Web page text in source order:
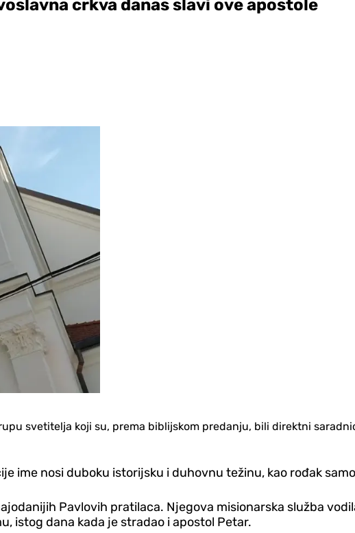
crkva danas slavi ove apostole
svetitelja koji su, prema biblijskom predanju, bili direktni
ime nosi duboku istorijsku i duhovnu težinu, kao rođak
Pavlovih pratilaca. Njegova misionarska služba
istog dana kada je stradao i apostol Petar.